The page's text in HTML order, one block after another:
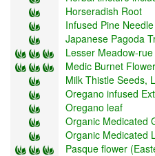
Horseradish Root
Infused Pine
Japanese Pagoda
Lesser Meadow-rue
Medic Burnet
Milk Thistle Seeds,
Oregano infused
Oregano leaf
Organic Medicated
Organic Medicated
Pasque flower